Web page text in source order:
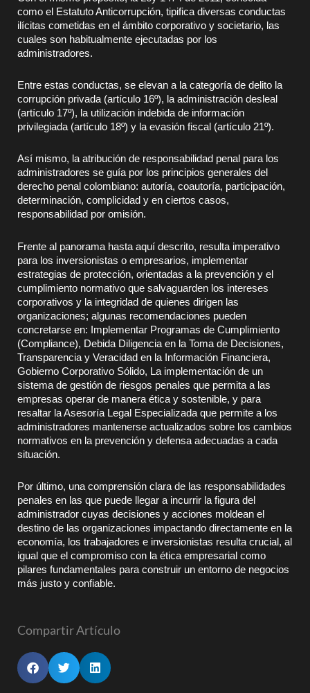
como el Estatuto Anticorrupción, tipifica diversas conductas
ilícitas cometidas en el ámbito corporativo y societario, las
cuales son habitualmente ejecutadas por los
administradores.
Entre estas conductas, se elevan a la categoría de delito la
corrupción privada (artículo 16º), la administración desleal
(artículo 17º), la utilización indebida de información
privilegiada (artículo 18º) y la evasión fiscal (artículo 21º).
Así mismo, la atribución de responsabilidad penal para los
administradores se guía por los principios generales del
derecho penal colombiano: autoría, coautoría, participación,
determinación, complicidad y en ciertos casos,
responsabilidad por omisión.
Frente al panorama hasta aquí descrito, resulta imperativo
para los inversionistas o empresarios, implementar
estrategias de protección, orientadas a la prevención y el
cumplimiento normativo que salvaguarden los intereses
corporativos y la integridad de quienes dirigen las
organizaciones; algunas recomendaciones pueden
concretarse en: Implementar Programas de Cumplimiento
(Compliance), Debida Diligencia en la Toma de Decisiones,
Transparencia y Veracidad en la Información Financiera,
Gobierno Corporativo Sólido, La implementación de un
sistema de gestión de riesgos penales que permita a las
empresas operar de manera ética y sostenible, y para
resaltar la Asesoría Legal Especializada que permite a los
administradores mantenerse actualizados sobre los cambios
normativos en la prevención y defensa adecuadas a cada
situación.
Por último, una comprensión clara de las responsabilidades
penales en las que puede llegar a incurrir la figura del
administrador cuyas decisiones y acciones moldean el
destino de las organizaciones impactando directamente en la
economía, los trabajadores e inversionistas resulta crucial, al
igual que el compromiso con la ética empresarial como
pilares fundamentales para construir un entorno de negocios
más justo y confiable.
Compartir Artículo